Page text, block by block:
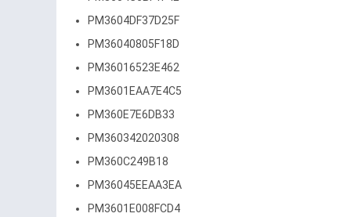
PM3604DF37D25F
PM36040805F18D
PM36016523E462
PM3601EAA7E4C5
PM360E7E6DB33
PM360342020308
PM360C249B18
PM36045EEAA3EA
PM3601E008FCD4